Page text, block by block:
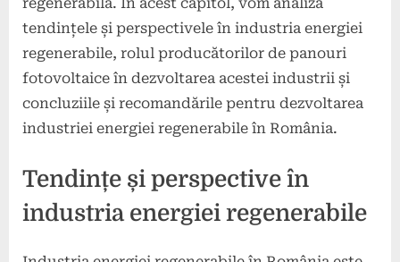
tendințele și perspectivele în industria energiei
regenerabile, rolul producătorilor de panouri
fotovoltaice în dezvoltarea acestei industrii și
concluziile și recomandările pentru dezvoltarea
industriei energiei regenerabile în România.
Tendințe și perspective în
industria energiei regenerabile